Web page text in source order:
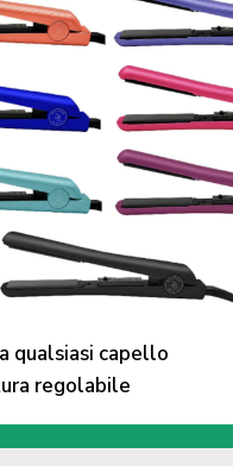
qualsiasi capello
regolabile
i capelli